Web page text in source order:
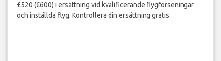
£520 (€600) i ersättning vid kvalificerande flygförseningar
och inställda flyg. Kontrollera din ersättning gratis.